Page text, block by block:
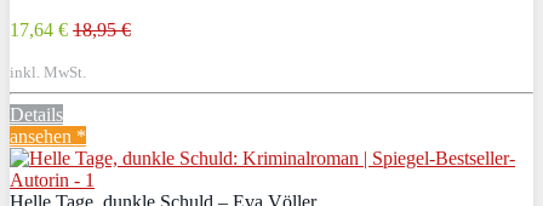
17,64 € 18,95 €
inkl. MwSt.
Details
ansehen *
Helle Tage, dunkle Schuld – Eva Völler